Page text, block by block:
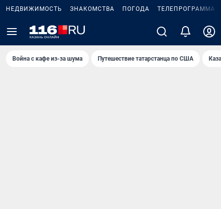
НЕДВИЖИМОСТЬ ЗНАКОМСТВА ПОГОДА ТЕЛЕПРОГРАММА
Война с кафе из-за шума Путешествие татарстанца по США